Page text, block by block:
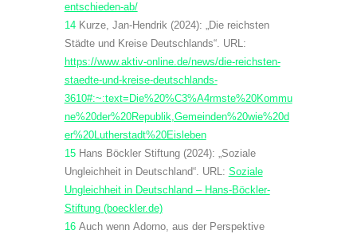
entschieden-ab/
14Kurze, Jan-Hendrik (2024): „Die reichsten
Städte und Kreise Deutschlands“. URL:
https://www.aktiv-online.de/news/die-reichsten-
staedte-und-kreise-deutschlands-
3610#:~:text=Die%20%C3%A4rmste%20Kommu
ne%20der%20Republik,Gemeinden%20wie%20d
er%20Lutherstadt%20Eisleben
15Hans Böckler Stiftung (2024): „Soziale
Ungleichheit in Deutschland“. URL: Soziale
Ungleichheit in Deutschland – Hans-Böckler-
Stiftung (boeckler.de)
16Auch wenn Adorno, aus der Perspektive